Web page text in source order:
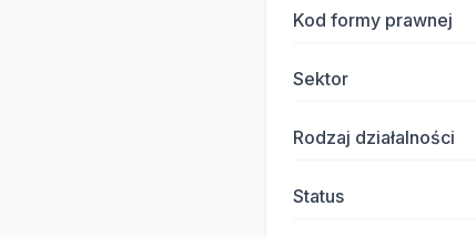
Kod formy prawnej
Sektor
Rodzaj działalności
Status